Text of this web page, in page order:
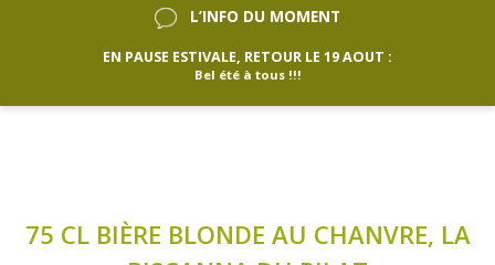
L’INFO DU MOMENT
EN PAUSE ESTIVALE, RETOUR LE 19 AOUT :
Bel été à tous !!!
75 CL BIÈRE BLONDE AU CHANVRE, LA